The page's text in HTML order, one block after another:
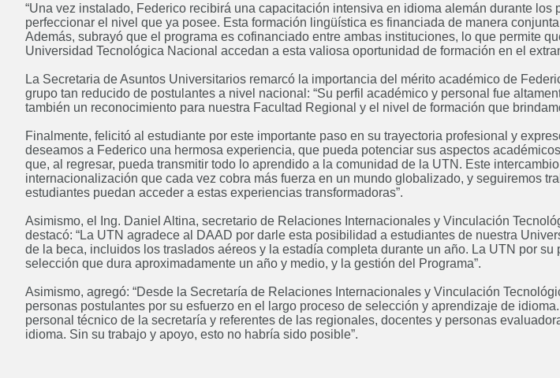
“Una vez instalado, Federico recibirá una capacitación intensiva en idioma alemán durante los
perfeccionar el nivel que ya posee. Esta formación lingüística es financiada de manera
Además, subrayó que el programa es cofinanciado entre ambas instituciones, lo que permite
Universidad Tecnológica Nacional accedan a esta valiosa oportunidad de formación en el
La Secretaria de Asuntos Universitarios remarcó la importancia del mérito académico de
grupo tan reducido de postulantes a nivel nacional: “Su perfil académico y personal fue
también un reconocimiento para nuestra Facultad Regional y el nivel de formación que
Finalmente, felicitó al estudiante por este importante paso en su trayectoria profesional y
deseamos a Federico una hermosa experiencia, que pueda potenciar sus aspectos
que, al regresar, pueda transmitir todo lo aprendido a la comunidad de la UTN. Este
internacionalización que cada vez cobra más fuerza en un mundo globalizado, y seguiremos
estudiantes puedan acceder a estas experiencias transformadoras”.
Asimismo, el Ing. Daniel Altina, secretario de Relaciones Internacionales y Vinculación
destacó: “La UTN agradece al DAAD por darle esta posibilidad a estudiantes de nuestra
de la beca, incluidos los traslados aéreos y la estadía completa durante un año. La UTN por su
selección que dura aproximadamente un año y medio, y la gestión del Programa”.
Asimismo, agregó: “Desde la Secretaría de Relaciones Internacionales y Vinculación
personas postulantes por su esfuerzo en el largo proceso de selección y aprendizaje de
personal técnico de la secretaría y referentes de las regionales, docentes y personas
idioma. Sin su trabajo y apoyo, esto no habría sido posible”.
Licenciatura en Administración
Rural
Próximamente
Próximamente
Ingeniería en Sistemas de
Próximamente
Curso: Excel básico
Curso: Instalaciones eléctricas
domiciliarias
Próximamente
Posgrado: Especialización
Minería de Datos